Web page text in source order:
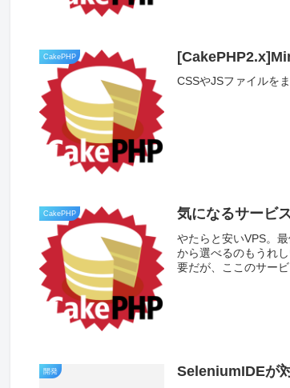
CakePHP
CSSやJSファイルを
CakePHP 気になるサービ
やたらと安いVPS。
から選べるのもうれ
要だが、ここのサー
開発 SeleniumIDEが